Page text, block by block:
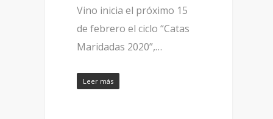
Vino inicia el próximo 15
de febrero el ciclo “Catas
Maridadas 2020”,…
Leer más